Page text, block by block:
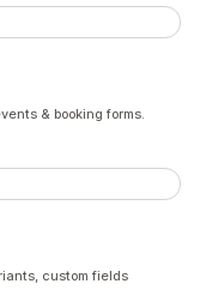
& booking forms.
custom fields